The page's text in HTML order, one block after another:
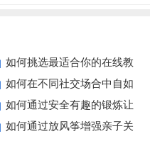
如何挑选最适合你的在线教
平台？——在线教育平台选择
攻略
如何在不同社交场合中自如
流？情景交际技巧大揭秘！
如何通过安全有趣的锻炼让
的孩子健康成长？
如何通过放风筝增强亲子关